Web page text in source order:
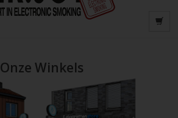
Onze Winkels